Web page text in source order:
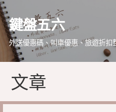
略
過
內 鍵盤五六
外送優惠碼、叫車優惠、旅遊折扣
文章